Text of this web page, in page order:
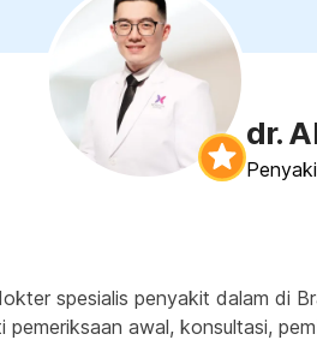
dr.
spesialis penyakit dalam di
pemeriksaan awal, konsultasi,